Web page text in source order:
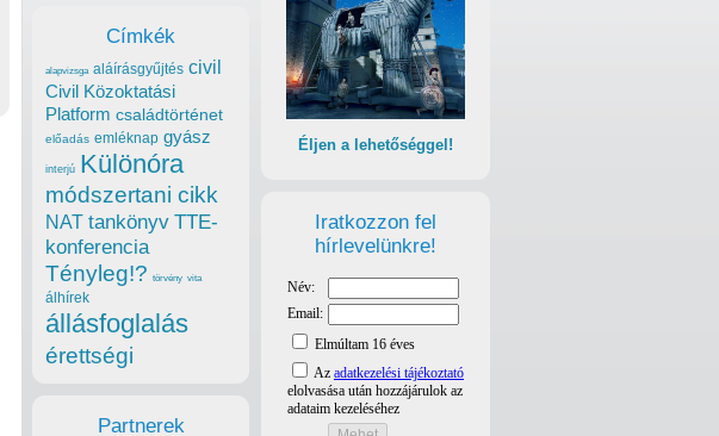
Éljen a lehetőséggel!
Iratkozzon fel
hírlevelünkre!
Címkék
alapvizsga aláírásgyűjtés civil
Civil Közoktatási
Platform családtörténet
előadás emléknap gyász
interjú Különóra
módszertani cikk
NAT tankönyv TTE-
konferencia
Tényleg!? törvény vita
álhírek
állásfoglalás
érettségi
Partnerek